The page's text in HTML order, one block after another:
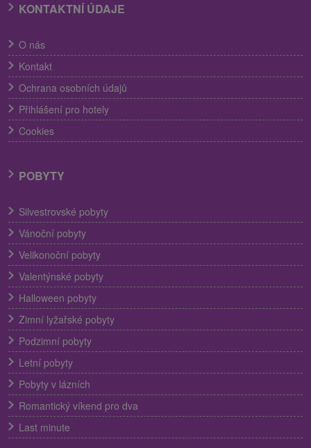
KONTAKTNÍ ÚDAJE
O nás
Kontakt
Ochrana osobních údajů
Přihlášení pro hotely
Cookies
POBYTY
Silvestrovské pobyty
Vánoční pobyty
Velikonoční pobyty
Valentýnské pobyty
Halloween pobyty
Zimní lyžařské pobyty
Podzimní pobyty
Letní pobyty
Pobyty v lázních
Romantický víkend pro dva
Last minute